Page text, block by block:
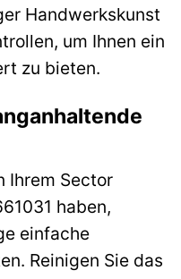
Handwerkskunst
um Ihnen ein
zu bieten.
Ihrem Sector
haben,
einfache
Reinigen Sie das